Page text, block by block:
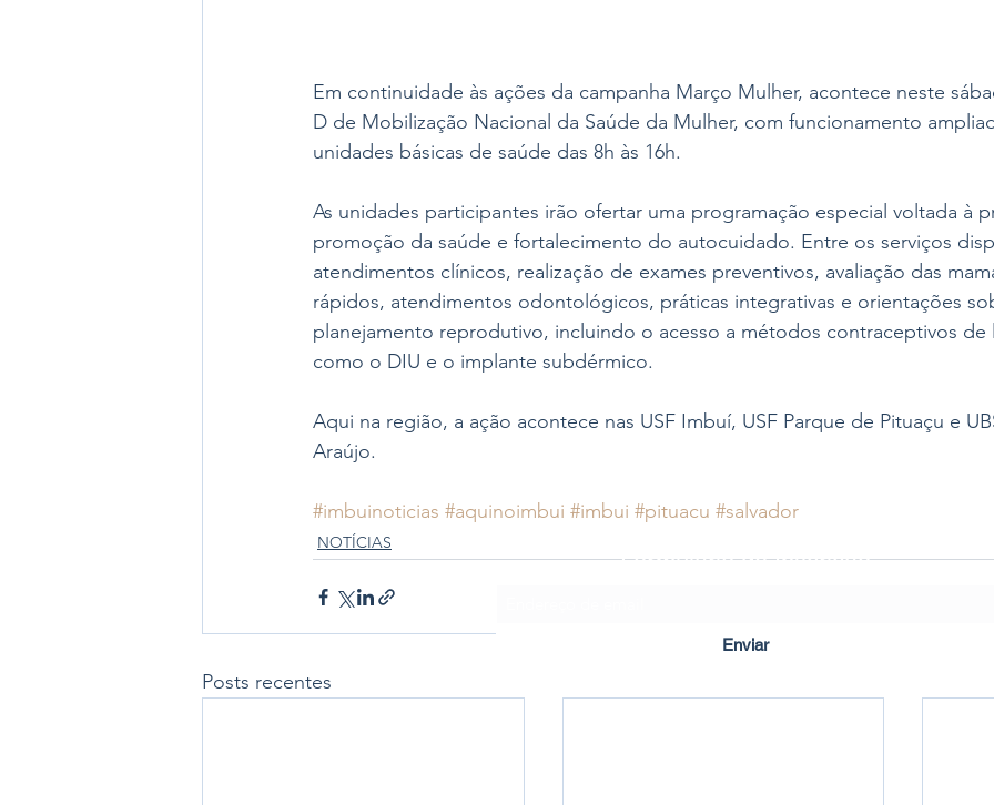
Em continuidade às ações da campanha Março Mulher, acontece neste
D de Mobilização Nacional da Saúde da Mulher, com funcionamento
unidades básicas de saúde das 8h às 16h.
As unidades participantes irão ofertar uma programação especial voltada à
promoção da saúde e fortalecimento do autocuidado. Entre os serviços
atendimentos clínicos, realização de exames preventivos, avaliação das
rápidos, atendimentos odontológicos, práticas integrativas e orientações
planejamento reprodutivo, incluindo o acesso a métodos contraceptivos de
como o DIU e o implante subdérmico.
Aqui na região, a ação acontece nas USF Imbuí, USF Parque de Pituaçu e
Araújo.
#imbuinoticias #aquinoimbui #imbui #pituacu #salvador
NOTÍCIAS
Posts recentes
Formulário de Inscrição
Enviar